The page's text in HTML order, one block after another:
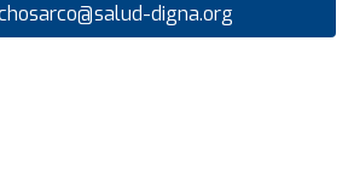
digna.org